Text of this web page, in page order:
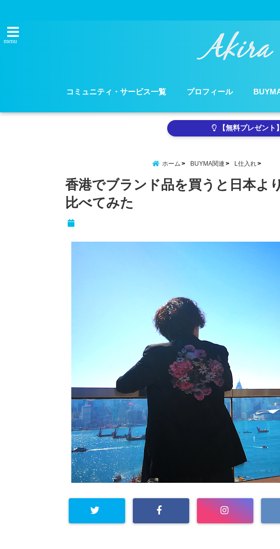
menu
コミュニティ・サービス一覧 プロフィール
【無料プレゼント
ホーム BUYMA関連 L仕入れ
香港でブランド品を買うと日本よ
比べてみた